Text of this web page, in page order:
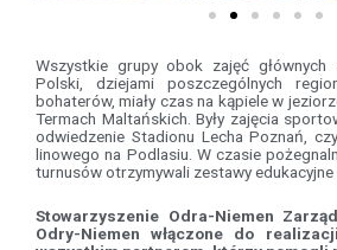
Wszystkie grupy obok zajęć głównych
Polski, dziejami poszczególnych
bohaterów, miały czas na kąpiele w
Termach Maltańskich. Były zajęcia
odwiedzenie Stadionu Lecha Poznań,
linowego na Podlasiu. W czasie
turnusów otrzymywali zestawy edukacyjne
Stowarzyszenie Odra-Niemen
Odry-Niemen włączone do